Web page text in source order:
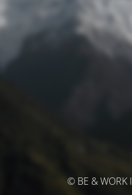
© BE & WORK